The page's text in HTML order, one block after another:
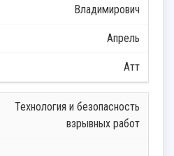
Владимирович
Апрель
Атт
Технология и безопасность
взрывных работ